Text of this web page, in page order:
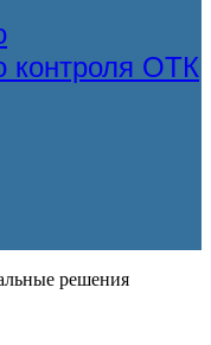
контроля ОТК
решения